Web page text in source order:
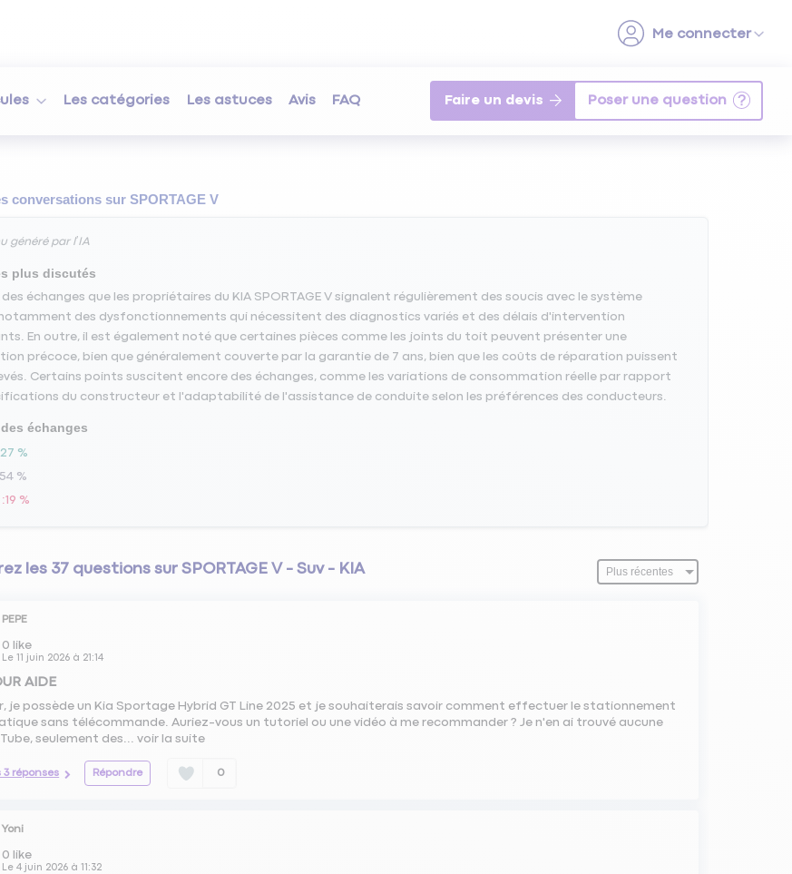
Les catégories Les astuces Avis FAQ Faire un devis
conversations sur SPORTAGE V
généré par l’IA
plus discutés
échanges que les propriétaires du KIA SPORTAGE V signalent régulièrement des soucis avec le système
des dysfonctionnements qui nécessitent des diagnostics variés et des délais d'intervention
En outre, il est également noté que certaines pièces comme les joints du toit peuvent présenter une
précoce, bien que généralement couverte par la garantie de 7 ans, bien que les coûts de réparation puissent
Certains points suscitent encore des échanges, comme les variations de consommation réelle par rapport
du constructeur et l'adaptabilité de l'assistance de conduite selon les préférences des conducteurs.
échanges
27 %
54 %
19 %
les 37 questions sur SPORTAGE V - Suv - KIA
PEPE
0 like
Le11 juin 2026 à 21:14
AIDE
je possède un Kia Sportage Hybrid GT Line 2025 et je souhaiterais savoir comment effectuer le stationnement
sans télécommande. Auriez-vous un tutoriel ou une vidéo à me recommander ? Je n'en ai trouvé aucune
seulement des...voir la suite
3 réponses Répondre 0
Yoni
0 like
Le4 juin 2026 à11:32